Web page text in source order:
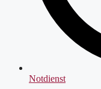
Notdienst